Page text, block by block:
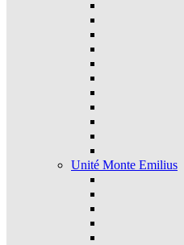
Unité Monte Emilius